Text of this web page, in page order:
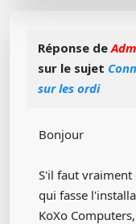
Réponse de
sur le sujet
sur les ordi
Bonjour
S'il faut
qui fasse
KoXo